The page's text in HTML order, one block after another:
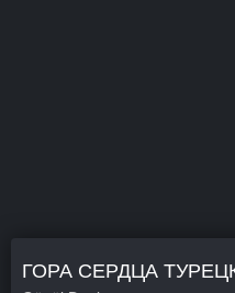
ГОРА СЕРДЦА